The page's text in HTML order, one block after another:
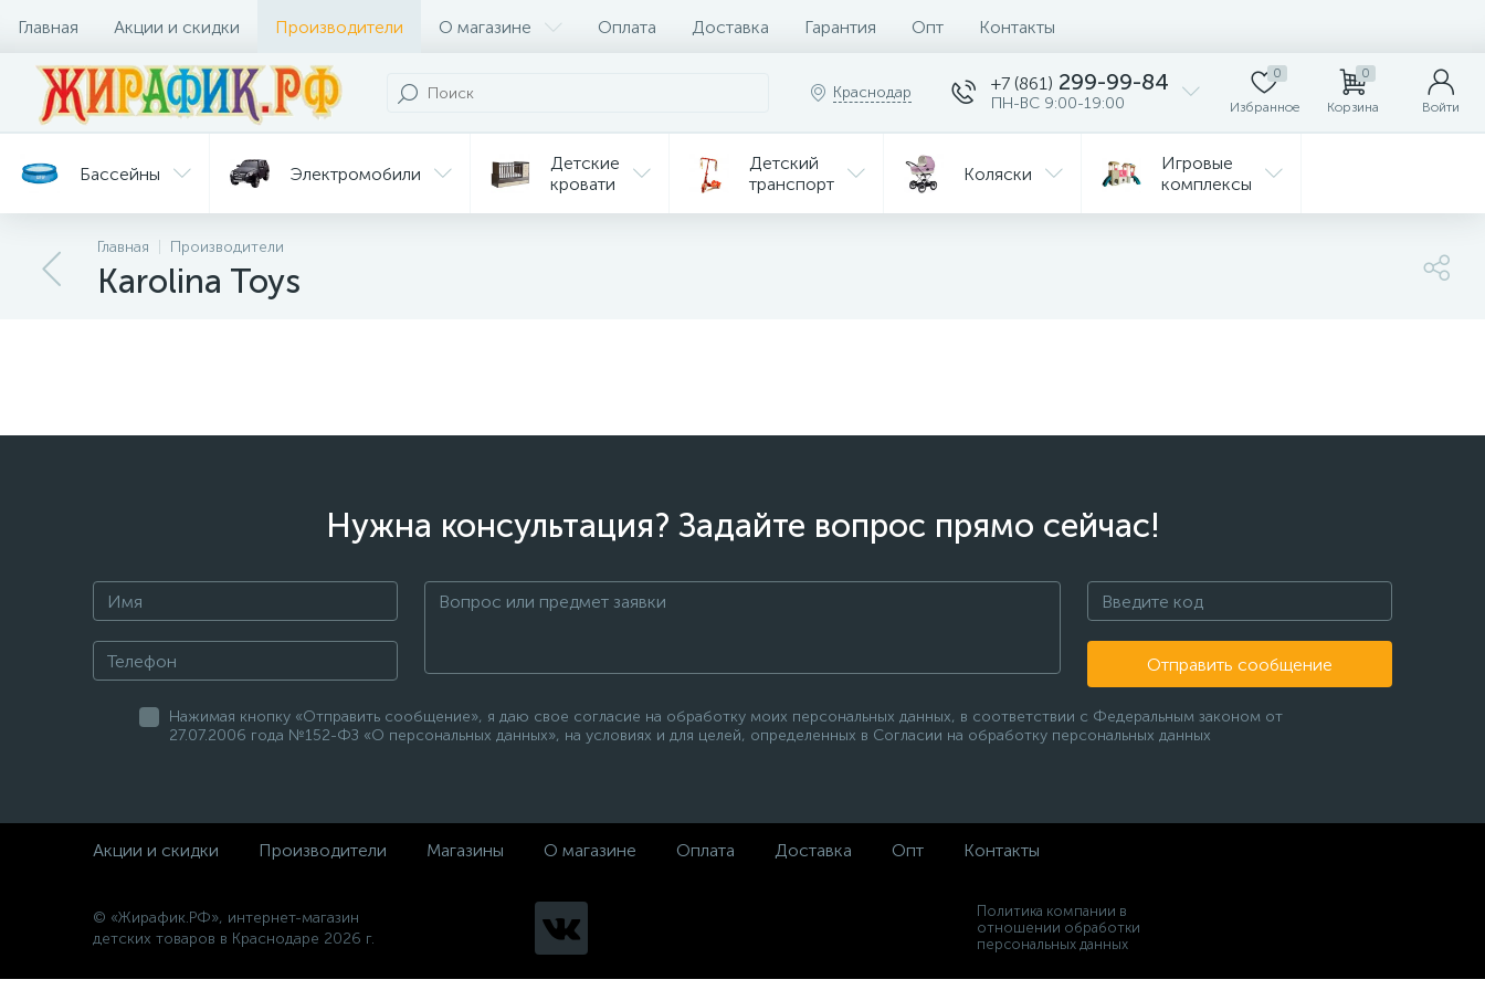
Главная Акции и скидки Производители О магазине Оплата Доставка Гарантия Опт Контакты
Краснодар +7 (861) 299-99-84
ПН-ВС 9:00-19:00
0
Избранное
0
Корзина Войти
Бассейны Электромобили
Детские
кровати
Детский
транспорт
Коляски
Игровые
комплексы
Батуты Велосипеды
Главная Производители
Karolina Toys
Нужна консультация? Задайте вопрос прямо сейчас!
Отправить сообщение
Нажимая кнопку «Отправить сообщение», я даю свое согласие на обработку моих персональных данных, в соответствии с Федеральным законом от
27.07.2006 года №152-ФЗ «О персональных данных», на условиях и для целей, определенных в Согласии на обработку персональных данных
Акции и скидки Производители Магазины О магазине Оплата Доставка Опт Контакты
© «Жирафик.РФ», интернет-магазин
детских товаров в Краснодаре 2026 г.
Политика компании в
отношении обработки
персональных данных